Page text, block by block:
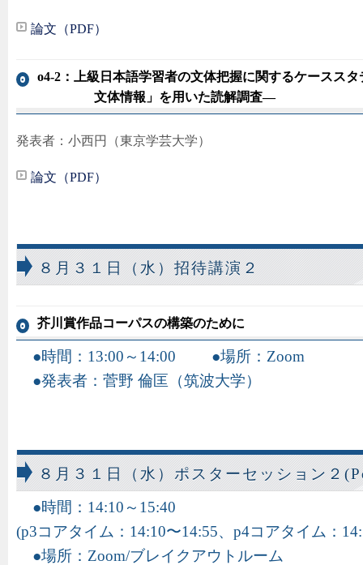
論文（PDF）
o4-2：上級日本語学習者の文体把握に関するケースス
文体情報」を用いた読解調査―
発表者：小西円（東京学芸大学）
論文（PDF）
８月３１日（水）招待講演２
芥川賞作品コーパスの構築のために
時間：13:00～14:00
場所：Zoom
発表者：菅野 倫匡（筑波大学）
８月３１日（水）ポスターセッション２
時間：14:10～15:40
(p3コアタイム：14:10〜14:55、p4コアタイム：
場所：Zoom/ブレイクアウトルーム